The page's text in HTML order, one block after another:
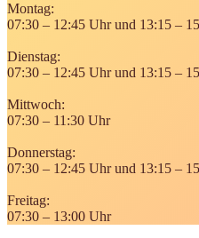
Montag:
07:30 – 12:45 Uhr und 13:15 –
Dienstag:
07:30 – 12:45 Uhr und 13:15 –
Mittwoch:
07:30 – 11:30 Uhr
Donnerstag:
07:30 – 12:45 Uhr und 13:15 –
Freitag:
07:30 – 13:00 Uhr